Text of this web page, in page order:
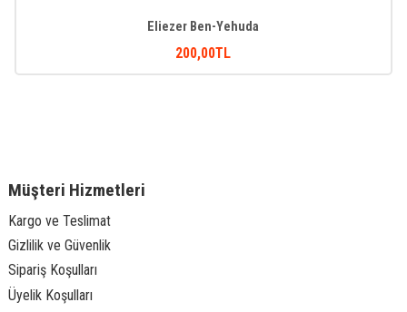
Eliezer Ben-Yehuda
200,00TL
Müşteri Hizmetleri
Kargo ve Teslimat
Gizlilik ve Güvenlik
Sipariş Koşulları
Üyelik Koşulları